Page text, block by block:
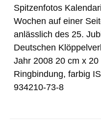
Spitzenfotos
Wochen auf einer
anlässlich des 25.
Deutschen
Jahr 2008 20 cm x
Ringbindung, farbig
934210-73-8